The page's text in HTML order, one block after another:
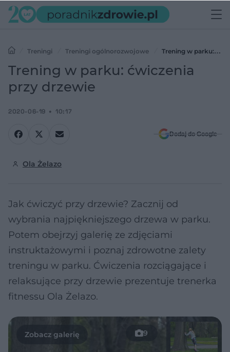
Treningi Treningi ogólnorozwojowe
Trening w parku:
ćwiczenia przy drzewie
Trening w parku: ćwiczenia
przy drzewie
2020-06-19 10:17
Dodaj do Google
Ola Żelazo
Jak ćwiczyć przy drzewie? Zacznij od
wybrania najpiękniejszego drzewa w parku.
Potem obejrzyj galerię ze zdjęciami
instruktażowymi i poznaj zdrowotne zalety
treningu w parku. Ćwiczenia rozciągające i
relaksujące przy drzewie prezentuje trenerka
fitnessu Ola Żelazo.
9